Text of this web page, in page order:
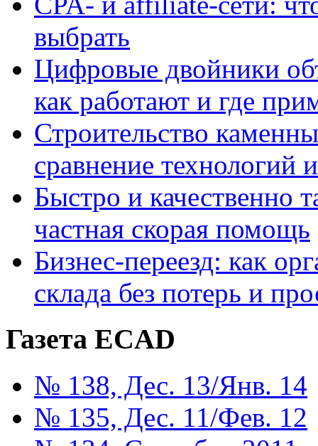
выбрать
Цифровые двойники
как работают и где
Строительство
сравнение технологий
Быстро и качественно
частная скорая помощь
Бизнес-переезд: как
склада без потерь и
Газета ECAD
№ 138, Дес. 13/Янв. 14
№ 135, Дес. 11/Фев. 12